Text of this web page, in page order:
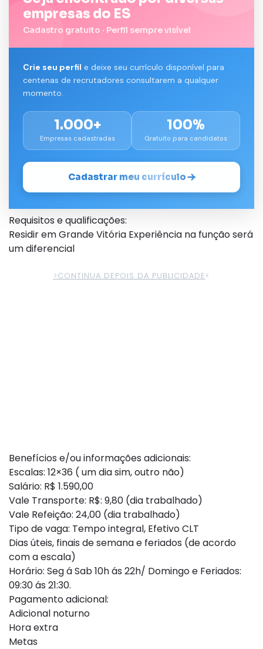
empresas do ES
Cadastro gratuito · Perfil sempre visível
Crie seu perfil e deixe seu currículo disponível para
centenas de recrutadores consultarem a qualquer
momento.
1.000+
Empresas cadastradas
100%
Gratuito para candidatos
Cadastrar meu currículo
Requisitos e qualificações:
Residir em Grande Vitória Experiência na função será
um diferencial
>CONTINUA DEPOIS DA PUBLICIDADE<
Benefícios e/ou informações adicionais:
Escalas: 12×36 ( um dia sim, outro não)
Salário: R$ 1.590,00
Vale Transporte: R$: 9,80 (dia trabalhado)
Vale Refeição: 24,00 (dia trabalhado)
Tipo de vaga: Tempo integral, Efetivo CLT
Dias úteis, finais de semana e feriados (de acordo
com a escala)
Horário: Seg á Sab 10h ás 22h/ Domingo e Feriados:
09:30 ás 21:30.
Pagamento adicional:
Adicional noturno
Hora extra
Metas